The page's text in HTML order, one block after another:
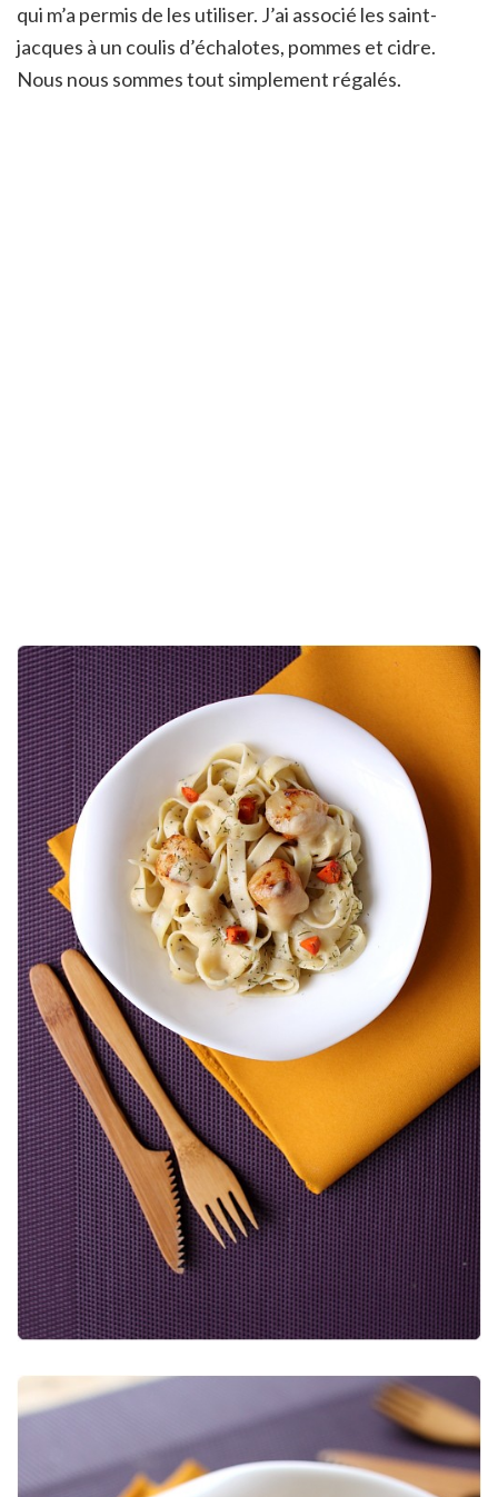
qui m’a permis de les utiliser. J’ai associé les saint-
jacques à un coulis d’échalotes, pommes et cidre.
Nous nous sommes tout simplement régalés.